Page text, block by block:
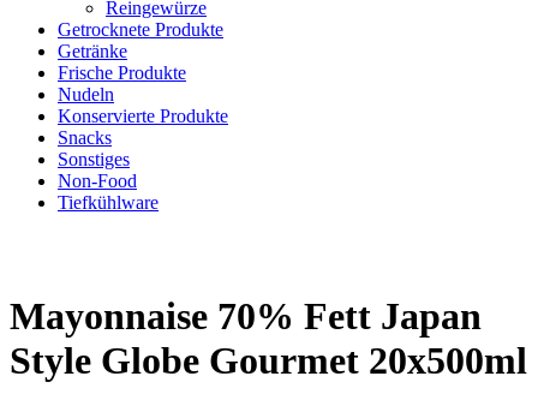
Reingewürze
Getrocknete Produkte
Getränke
Frische Produkte
Nudeln
Konservierte Produkte
Snacks
Sonstiges
Non-Food
Tiefkühlware
Mayonnaise 70% Fett Japan
Style Globe Gourmet 20x500ml